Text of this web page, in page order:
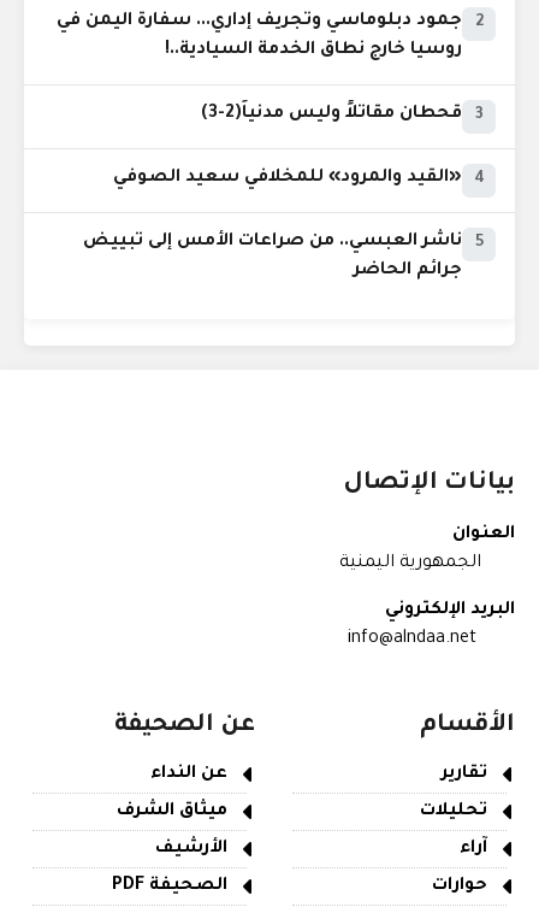
2
جمود دبلوماسي وتجريف إداري... سفارة اليمن في
روسيا خارج نطاق الخدمة السيادية..!
3 قحطان مقاتلاً وليس مدنياً(2-3)
4 «القيد والمرود» للمخلافي سعيد الصوفي
5
ناشر العبسي.. من صراعات الأمس إلى تبييض
جرائم الحاضر
بيانات الإتصال
العنوان
الجمهورية اليمنية
البريد الإلكتروني
info@alndaa.net
الأقسام
تقارير
تحليلات
آراء
حوارات
عن الصحيفة
عن النداء
ميثاق الشرف
الأرشيف
الصحيفة PDF